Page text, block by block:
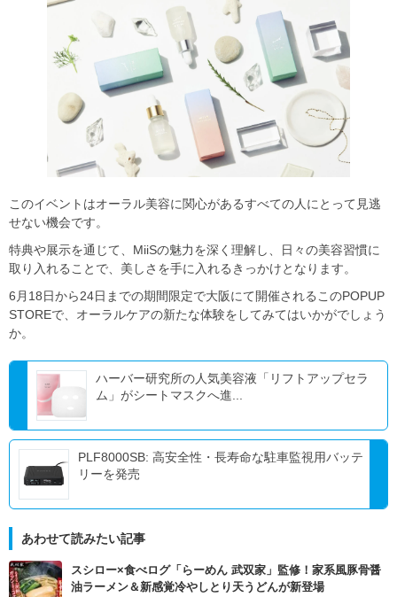
このイベントはオーラル美容に関心があるすべての人にとって見逃
せない機会です。
特典や展示を通じて、MiiSの魅力を深く理解し、日々の美容習慣に
取り入れることで、美しさを手に入れるきっかけとなります。
6月18日から24日までの期間限定で大阪にて開催されるこのPOPUP
STOREで、オーラルケアの新たな体験をしてみてはいかがでしょう
か。
ハーバー研究所の人気美容液「リフトアップセラ
ム」がシートマスクへ進...
PLF8000SB: 高安全性・長寿命な駐車監視用バッテ
リーを発売
あわせて読みたい記事
スシロー×食べログ「らーめん 武双家」監修！家系風豚骨醤
油ラーメン＆新感覚冷やしとり天うどんが新登場